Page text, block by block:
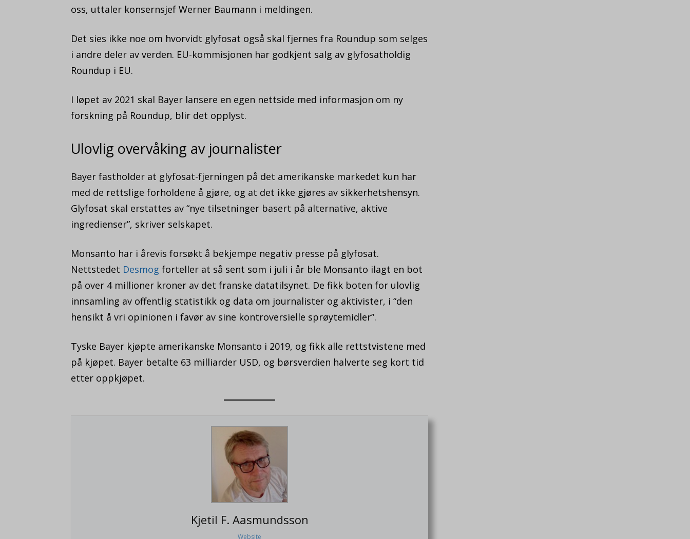
oss, uttaler konsernsjef Werner Baumann i meldingen.
Det sies ikke noe om hvorvidt glyfosat også skal fjernes fra Roundup som selges
i andre deler av verden. EU-kommisjonen har godkjent salg av glyfosatholdig
Roundup i EU.
I løpet av 2021 skal Bayer lansere en egen nettside med informasjon om ny
forskning på Roundup, blir det opplyst.
Ulovlig overvåking av journalister
Bayer fastholder at glyfosat-fjerningen på det amerikanske markedet kun har
med de rettslige forholdene å gjøre, og at det ikke gjøres av sikkerhetshensyn.
Glyfosat skal erstattes av “nye tilsetninger basert på alternative, aktive
ingredienser”, skriver selskapet.
Monsanto har i årevis forsøkt å bekjempe negativ presse på glyfosat.
Nettstedet Desmog forteller at så sent som i juli i år ble Monsanto ilagt en bot
på over 4 millioner kroner av det franske datatilsynet. De fikk boten for ulovlig
innsamling av offentlig statistikk og data om journalister og aktivister, i “den
hensikt å vri opinionen i favør av sine kontroversielle sprøytemidler”.
Tyske Bayer kjøpte amerikanske Monsanto i 2019, og fikk alle rettstvistene med
på kjøpet. Bayer betalte 63 milliarder USD, og børsverdien halverte seg kort tid
etter oppkjøpet.
Kjetil F. Aasmundsson
Website